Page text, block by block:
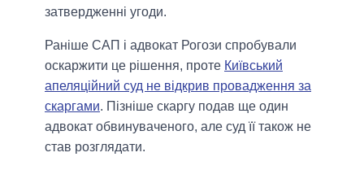
затвердженні угоди.
Раніше САП і адвокат Рогози спробували
оскаржити це рішення, проте Київський
апеляційний суд не відкрив провадження за
скаргами. Пізніше скаргу подав ще один
адвокат обвинуваченого, але суд її також не
став розглядати.